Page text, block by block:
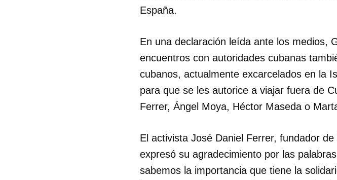
España.
En una declaración leída ante los medios,
encuentros con autoridades cubanas
cubanos, actualmente excarcelados en la
para que se les autorice a viajar fuera de
Ferrer, Ángel Moya, Héctor Maseda o
El activista José Daniel Ferrer, fundador de
expresó su agradecimiento por las
sabemos la importancia que tiene la